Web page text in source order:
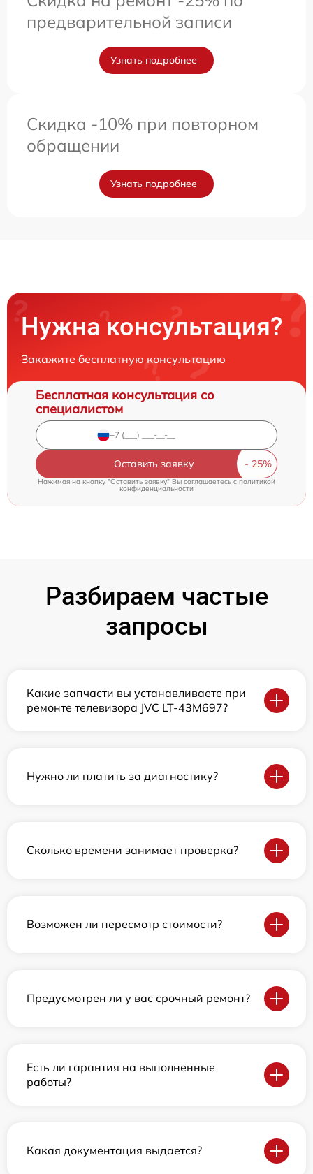
предварительной записи
Узнать подробнее
Скидка -10% при повторном
обращении
Узнать подробнее
Нужна консультация?
Закажите бесплатную консультацию
Бесплатная консультация со
специалистом
Оставить заявку
Нажимая на кнопку "Оставить заявку" Вы соглашаетесь cполитикой
конфиденциальности
Разбираем частые
запросы
Какие запчасти вы устанавливаете при
ремонте телевизора JVC LT-43M697?
Нужно ли платить за диагностику?
Сколько времени занимает проверка?
Возможен ли пересмотр стоимости?
Предусмотрен ли у вас срочный ремонт?
Есть ли гарантия на выполненные
работы?
Какая документация выдается?